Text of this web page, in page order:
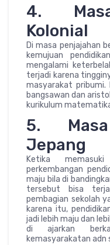
4.
Kolonial
Di masa penjajahan
kemujuan
mengalami
terjadi karena
masyarakat
bangsawan dan
kurikulum
5.
Jepang
Ketika
perkembangan
maju bila di
tersebut bisa
pembagian sekolah
karena itu,
jadi lebih maju dan
di ajarkan
kemasyarakatan adn